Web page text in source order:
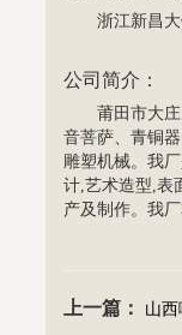
浙江新昌
公司简介：
莆田市大
音菩萨、青铜器
雕塑机械。我
计,艺术造型,表
产及制作。我
上一篇： 山